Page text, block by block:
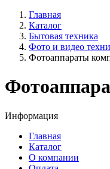
Главная
Каталог
Бытовая техника
Фото и видео
Фотоаппараты
Информация
Главная
Каталог
О компании